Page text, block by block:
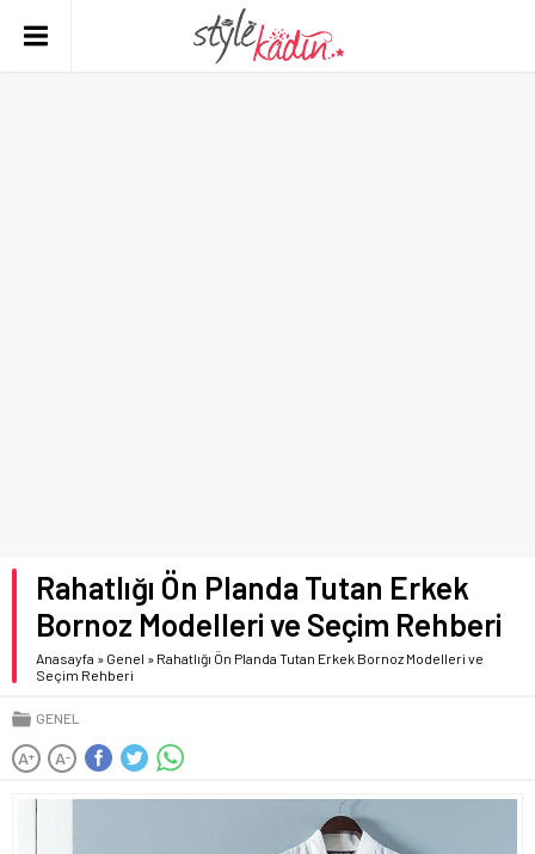
Rahatlığı Ön Planda Tutan Erkek
Bornoz Modelleri ve Seçim Rehberi
Anasayfa » Genel » Rahatlığı Ön Planda Tutan Erkek Bornoz Modelleri ve
Seçim Rehberi
GENEL
A+ A-